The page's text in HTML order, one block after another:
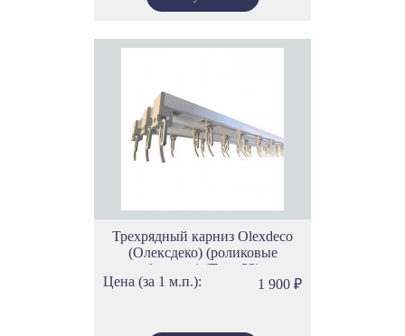
Трехрядный карниз Olexdeco
(Олексдеко) (роликовые
бегунки) (Трек 33)
Цена (за 1 м.п.):
1 900 ₽